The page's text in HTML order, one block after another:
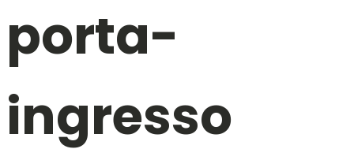
porta-
ingresso